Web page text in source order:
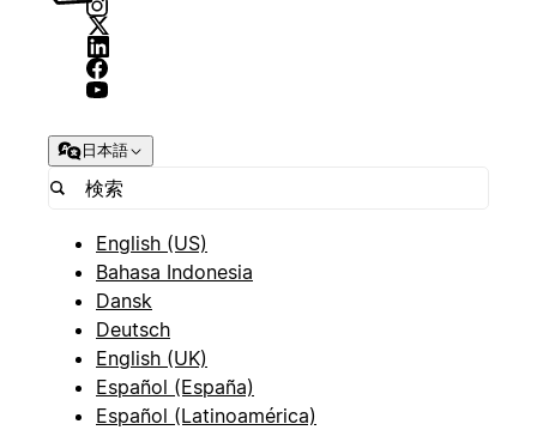
日本語
English (US)
Bahasa Indonesia
Dansk
Deutsch
English (UK)
Español (España)
Español (Latinoamérica)